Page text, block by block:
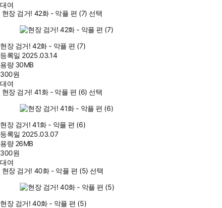
대여
현장 검거! 42화 - 악플 편 (7) 선택
현장 검거! 42화 - 악플 편 (7)
등록일 2025.03.14
용량 30MB
300원
대여
현장 검거! 41화 - 악플 편 (6) 선택
현장 검거! 41화 - 악플 편 (6)
등록일 2025.03.07
용량 26MB
300원
대여
현장 검거! 40화 - 악플 편 (5) 선택
현장 검거! 40화 - 악플 편 (5)